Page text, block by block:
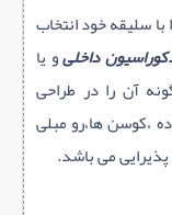
سلیقه خود انتخاب
داخلیو یا
آن را در طراحی
،کوسن ها،رو مبلی
پذیرایی می باشد.